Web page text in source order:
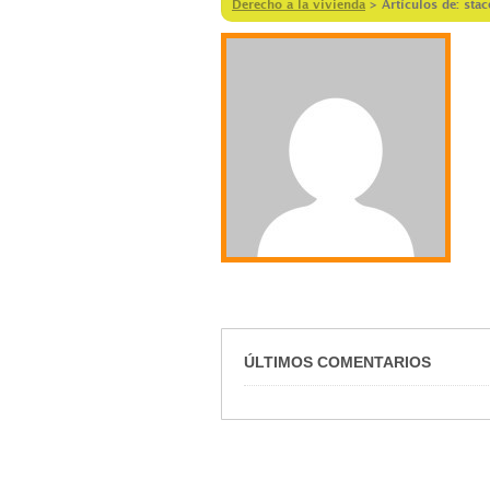
Derecho a la vivienda > Artículos de:
ÚLTIMOS COMENTARIOS